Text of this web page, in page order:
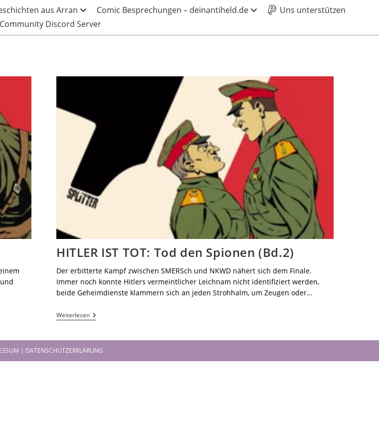
aus Arran Comic Besprechungen – deinantiheld.de
Uns unterstützen
Community Discord Server
HITLER IST TOT: Tod den Spionen (Bd.2)
Der erbitterte Kampf zwischen SMERSch und NKWD nähert sich dem Finale.
Immer noch konnte Hitlers vermeintlicher Leichnam nicht identifiziert werden,
beide Geheimdienste klammern sich an jeden Strohhalm, um Zeugen oder…
Weiterlesen
| DATENSCHUTZERKLÄRUNG